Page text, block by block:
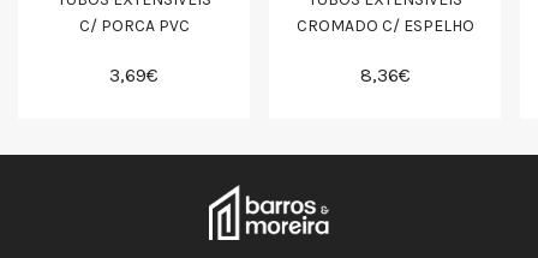
C/ PORCA PVC
3,69€
CROMADO C/ ESPELHO
8,36€